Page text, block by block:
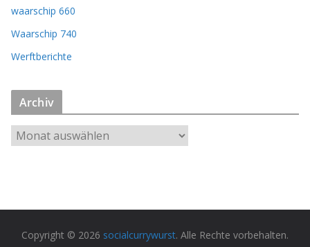
waarschip 660
Waarschip 740
Werftberichte
Archiv
r
Copyright © 2026 socialcurrywurst. Alle Rechte vorbehalten.